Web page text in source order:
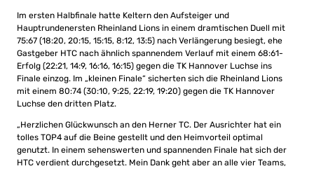
Im ersten Halbfinale hatte Keltern den Aufsteiger und
Hauptrundenersten Rheinland Lions in einem dramtischen Duell mit
75:67 (18:20, 20:15, 15:15, 8:12, 13:5) nach Verlängerung besiegt, ehe
Gastgeber HTC nach ähnlich spannendem Verlauf mit einem 68:61-
Erfolg (22:21, 14:9, 16:16, 16:15) gegen die TK Hannover Luchse ins
Finale einzog. Im „kleinen Finale“ sicherten sich die Rheinland Lions
mit einem 80:74 (30:10, 9:25, 22:19, 19:20) gegen die TK Hannover
Luchse den dritten Platz.
„Herzlichen Glückwunsch an den Herner TC. Der Ausrichter hat ein
tolles TOP4 auf die Beine gestellt und den Heimvorteil optimal
genutzt. In einem sehenswerten und spannenden Finale hat sich der
HTC verdient durchgesetzt. Mein Dank geht aber an alle vier Teams,